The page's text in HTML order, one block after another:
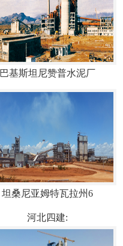
巴基斯坦尼赞普水泥厂
坦桑尼亚姆特瓦拉州6
河北四建: